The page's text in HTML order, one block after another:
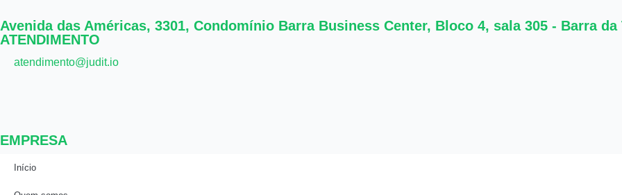
Avenida das Américas, 3301, Condomínio Barra Business Center, Bloco 4, sala 305 - Barra da
ATENDIMENTO
atendimento@judit.io
EMPRESA
Início